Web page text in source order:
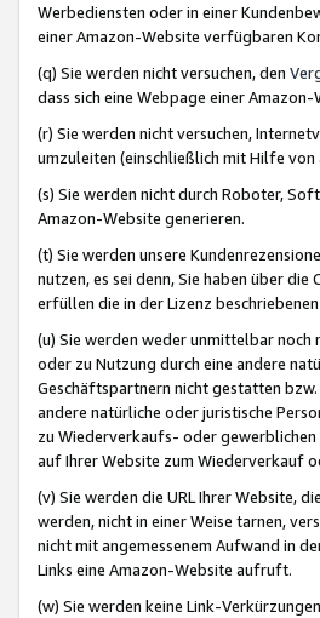
Werbediensten oder in einer
einer Amazon-Website verfügbaren
(q) Sie werden nicht versuchen, den
dass sich eine Webpage einer
(r) Sie werden nicht versuchen,
umzuleiten (einschließlich mit Hilfe
(s) Sie werden nicht durch Roboter,
Amazon-Website generieren.
(t) Sie werden unsere
nutzen, es sei denn, Sie haben über
erfüllen die in der Lizenz
(u) Sie werden weder unmittelbar
oder zu Nutzung durch eine andere
Geschäftspartnern nicht gestatten
andere natürliche oder juristische
zu Wiederverkaufs- oder
auf Ihrer Website zum Wiederverkauf
(v) Sie werden die URL Ihrer Website,
werden, nicht in einer Weise tarnen,
nicht mit angemessenem Aufwand in
Links eine Amazon-Website aufruft.
(w) Sie werden keine Link-